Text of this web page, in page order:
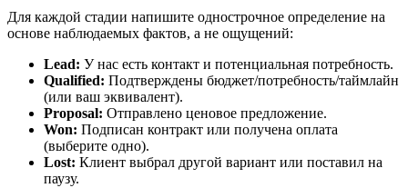
Для каждой стадии напишите однострочное определение на
основе наблюдаемых фактов, а не ощущений:
Lead: У нас есть контакт и потенциальная потребность.
Qualified: Подтверждены бюджет/потребность/таймлайн
(или ваш эквивалент).
Proposal: Отправлено ценовое предложение.
Won: Подписан контракт или получена оплата
(выберите одно).
Lost: Клиент выбрал другой вариант или поставил на
паузу.